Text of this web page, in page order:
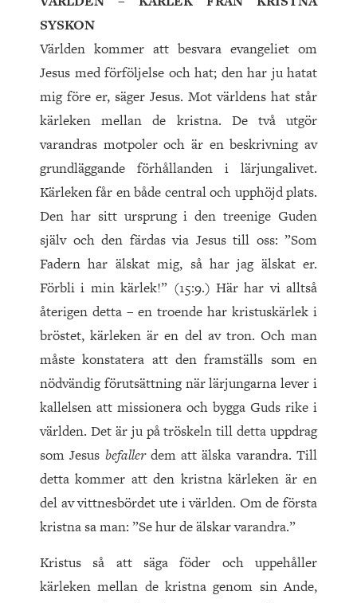
SYSKON
Världen kommer att besvara evangeliet om
Jesus med förföljelse och hat; den har ju hatat
mig före er, säger Jesus. Mot världens hat står
kärleken mellan de kristna. De två utgör
varandras motpoler och är en beskrivning av
grundläggande förhållanden i lärjungalivet.
Kärleken får en både central och upphöjd plats.
Den har sitt ursprung i den treenige Guden
själv och den färdas via Jesus till oss: ”Som
Fadern har älskat mig, så har jag älskat er.
Förbli i min kärlek!” (15:9.) Här har vi alltså
återigen detta – en troende har kristuskärlek i
bröstet, kärleken är en del av tron. Och man
måste konstatera att den framställs som en
nödvändig förutsättning när lärjungarna lever i
kallelsen att missionera och bygga Guds rike i
världen. Det är ju på tröskeln till detta uppdrag
som Jesus befallerdem att älska varandra. Till
detta kommer att den kristna kärleken är en
del av vittnesbördet ute i världen. Om de första
kristna sa man: ”Se hur de älskar varandra.”
Kristus så att säga föder och uppehåller
kärleken mellan de kristna genom sin Ande,